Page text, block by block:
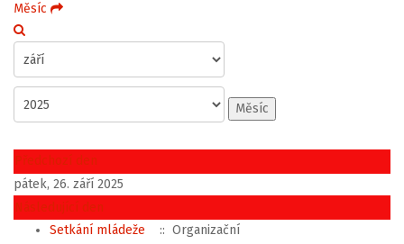
Měsíc
Měsíc
Předchozí den
pátek, 26. září 2025
Následující den
Setkání mládeže
:: Organizační